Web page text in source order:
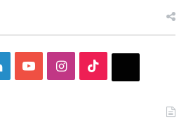
LinkedInYouTubeInstagram